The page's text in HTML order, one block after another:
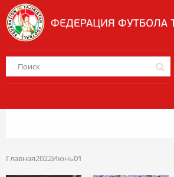
Главная2022Июнь01